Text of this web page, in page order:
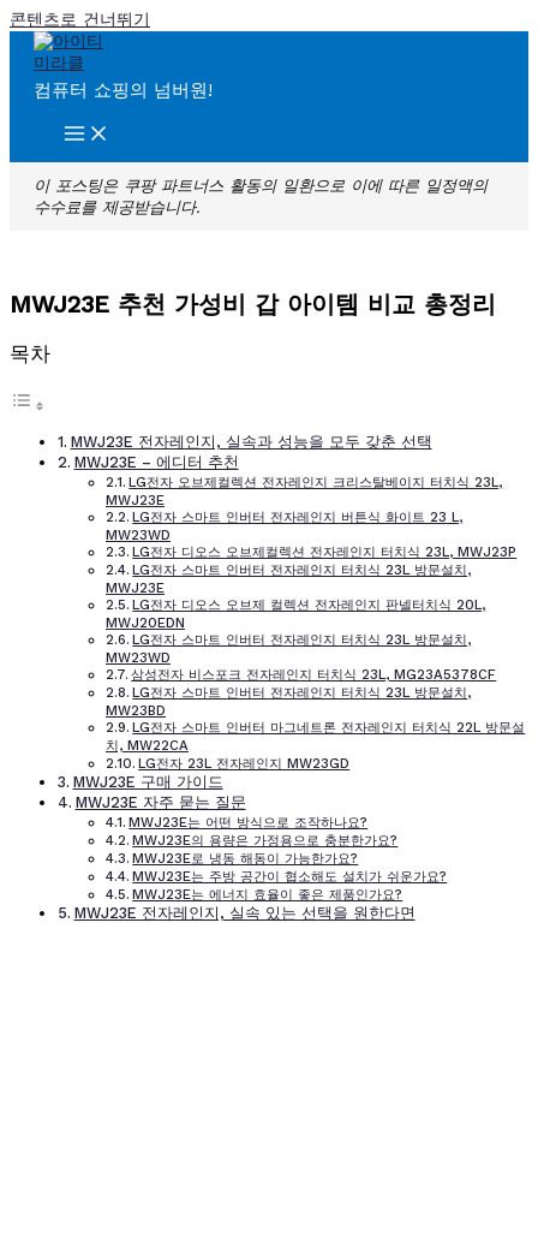
콘텐츠로 건너뛰기
컴퓨터 쇼핑의 넘버원!
이 포스팅은 쿠팡 파트너스 활동의 일환으로 이에 따른 일정액의
수수료를 제공받습니다.
MWJ23E 추천 가성비 갑 아이템 비교 총정리
목차
MWJ23E 전자레인지, 실속과 성능을 모두 갖춘 선택
MWJ23E – 에디터 추천
LG전자 오브제컬렉션 전자레인지 크리스탈베이지 터치식 23L,
MWJ23E
LG전자 스마트 인버터 전자레인지 버튼식 화이트 23 L,
MW23WD
LG전자 디오스 오브제컬렉션 전자레인지 터치식 23L, MWJ23P
LG전자 스마트 인버터 전자레인지 터치식 23L 방문설치,
MWJ23E
LG전자 디오스 오브제 컬렉션 전자레인지 판넬터치식 20L,
MWJ20EDN
LG전자 스마트 인버터 전자레인지 터치식 23L 방문설치,
MW23WD
삼성전자 비스포크 전자레인지 터치식 23L, MG23A5378CF
LG전자 스마트 인버터 전자레인지 터치식 23L 방문설치,
MW23BD
LG전자 스마트 인버터 마그네트론 전자레인지 터치식 22L 방문설
치, MW22CA
LG전자 23L 전자레인지 MW23GD
MWJ23E 구매 가이드
MWJ23E 자주 묻는 질문
MWJ23E는 어떤 방식으로 조작하나요?
MWJ23E의 용량은 가정용으로 충분한가요?
MWJ23E로 냉동 해동이 가능한가요?
MWJ23E는 주방 공간이 협소해도 설치가 쉬운가요?
MWJ23E는 에너지 효율이 좋은 제품인가요?
MWJ23E 전자레인지, 실속 있는 선택을 원한다면